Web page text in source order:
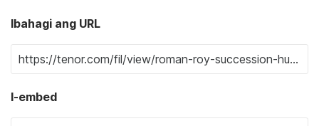
Ibahagi ang URL
I-embed